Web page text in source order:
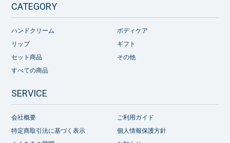
CATEGORY
ハンドクリーム
ボディケア
リップ
ギフト
セット商品
その他
すべての商品
SERVICE
会社概要
ご利用ガイド
特定商取引法に基づく表示
個人情報保護方針